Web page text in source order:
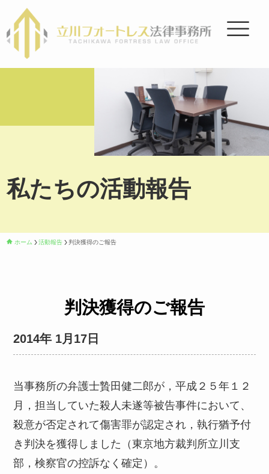
私たちの活動報告
ホーム 活動報告 判決獲得のご報告
判決獲得のご報告
2014年 1月17日
当事務所の弁護士贄田健二郎が，平成２５年１２
月，担当していた殺人未遂等被告事件において、
殺意が否定されて傷害罪が認定され，執行猶予付
き判決を獲得しました（東京地方裁判所立川支
部，検察官の控訴なく確定）。